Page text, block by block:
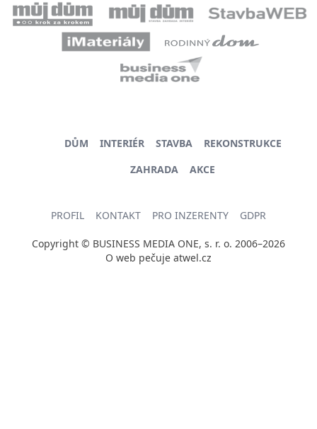
DŮM INTERIÉR STAVBA
REKONSTRUKCE
ZAHRADA
AKCE
PROFIL KONTAKT PRO INZERENTY GDPR
Copyright © BUSINESS MEDIA ONE, s. r. o. 2006–2026